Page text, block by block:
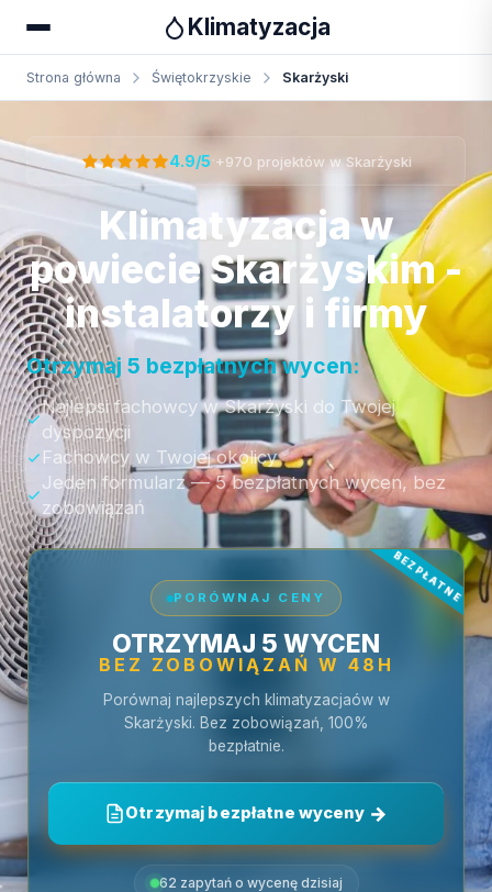
Klimatyzacja
Strona główna Świętokrzyskie Skarżyski
Otrzymaj bezpłatną wycenę
4.9/5 +970 projektów w Skarżyski
Klimatyzacja w
powiecie Skarżyskim -
instalatorzy i firmy
Otrzymaj 5 bezpłatnych wycen:
Najlepsi fachowcy w Skarżyski do Twojej
dyspozycji
Fachowcy w Twojej okolicy
Jeden formularz — 5 bezpłatnych wycen, bez
zobowiązań
PORÓWNAJ CENY
OTRZYMAJ 5 WYCEN
BEZ ZOBOWIĄZAŃ W 48H
Porównaj najlepszych klimatyzacjaów w
Skarżyski. Bez zobowiązań, 100%
bezpłatnie.
Otrzymaj bezpłatne wyceny
62 zapytań o wycenę dzisiaj